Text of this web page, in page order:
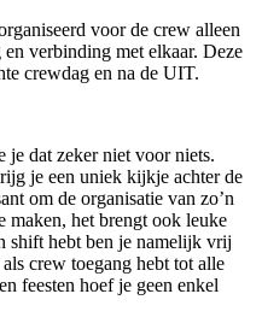
voor de crew alleen
verbinding met elkaar. Deze
crewdag en na de UIT.
dat zeker niet voor niets.
je een uniek kijkje achter de
om de organisatie van zo’n
maken, het brengt ook leuke
shift hebt ben je namelijk vrij
crew toegang hebt tot alle
feesten hoef je geen enkel